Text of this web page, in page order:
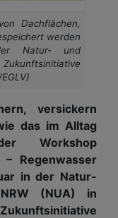
Dachflächen,
werden
Natur- und
versickern
das im Alltag
Workshop
Regenwasser
in der Natur-
(NUA) in